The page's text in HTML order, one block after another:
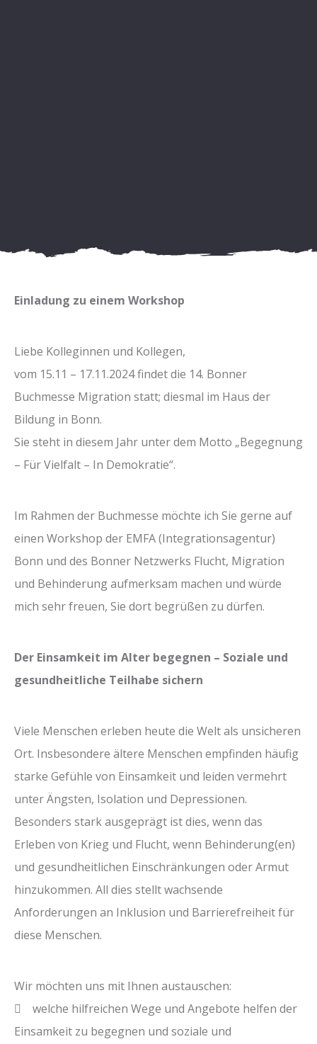
Einladung zu einem Workshop
Liebe Kolleginnen und Kollegen,
vom 15.11 – 17.11.2024 findet die 14. Bonner
Buchmesse Migration statt; diesmal im Haus der
Bildung in Bonn.
Sie steht in diesem Jahr unter dem Motto „Begegnung
– Für Vielfalt – In Demokratie“.
Im Rahmen der Buchmesse möchte ich Sie gerne auf
einen Workshop der EMFA (Integrationsagentur)
Bonn und des Bonner Netzwerks Flucht, Migration
und Behinderung aufmerksam machen und würde
mich sehr freuen, Sie dort begrüßen zu dürfen.
Der Einsamkeit im Alter begegnen – Soziale und
gesundheitliche Teilhabe sichern
Viele Menschen erleben heute die Welt als unsicheren
Ort. Insbesondere ältere Menschen empfinden häufig
starke Gefühle von Einsamkeit und leiden vermehrt
unter Ängsten, Isolation und Depressionen.
Besonders stark ausgeprägt ist dies, wenn das
Erleben von Krieg und Flucht, wenn Behinderung(en)
und gesundheitlichen Einschränkungen oder Armut
hinzukommen. All dies stellt wachsende
Anforderungen an Inklusion und Barrierefreiheit für
diese Menschen.
Wir möchten uns mit Ihnen austauschen:
 welche hilfreichen Wege und Angebote helfen der
Einsamkeit zu begegnen und soziale und